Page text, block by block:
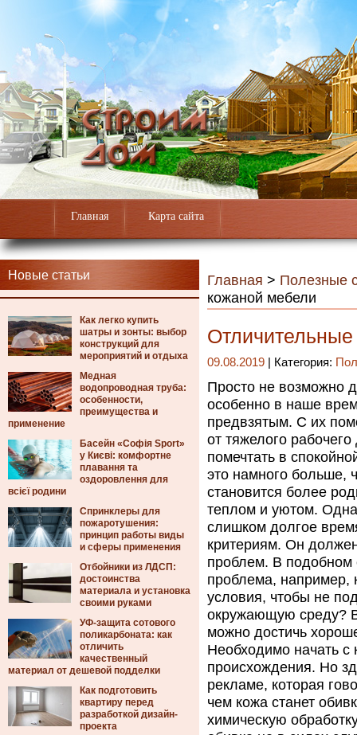
Главная Карта сайта
Новые статьи
Как легко купить
шатры и зонты: выбор
конструкций для
мероприятий и отдыха
Медная
водопроводная труба:
особенности,
преимущества и
применение
Басейн «Софія Sport»
у Києві: комфортне
плавання та
оздоровлення для
всієї родини
Спринклеры для
пожаротушения:
принцип работы виды
и сферы применения
Отбойники из ЛДСП:
достоинства
материала и установка
своими руками
УФ-защита сотового
поликарбоната: как
отличить
качественный
материал от дешевой подделки
Как подготовить
квартиру перед
разработкой дизайн-
проекта
Главная > Полезные
кожаной мебели
09.08.2019 | Категория:
Просто не возможно
особенно в наше
предвзятым. С их
от тяжелого
помечтать в
это намного больше,
становится более
теплом и уютом.
слишком долгое
критериям. Он
проблем. В подобном
проблема, например,
условия, чтобы не
окружающую среду?
можно достичь
Необходимо начать с
происхождения. Но
рекламе, которая
чем кожа станет
химическую